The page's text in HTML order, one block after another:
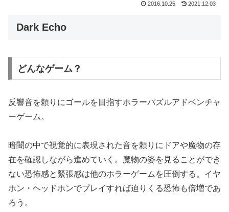
2016.10.25 2021.12.03
Dark Echo
どんなゲーム？
反響音を頼りにゴールを目指すホラーパズルアドベンチャ
ーゲーム。
暗闇の中で視覚的に表現された音を頼りにドアや魔物の存
在を確認しながら進めていく。魔物の姿を見ることができ
ない恐怖感と緊張感は他のホラーゲームを圧倒する。イヤ
ホン・ヘッドホンでプレイすれば迫りくる恐怖も倍増であ
ろう。